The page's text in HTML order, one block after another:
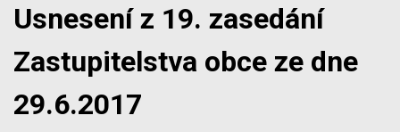
Usnesení z 19. zasedání
Zastupitelstva obce ze dne
29.6.2017